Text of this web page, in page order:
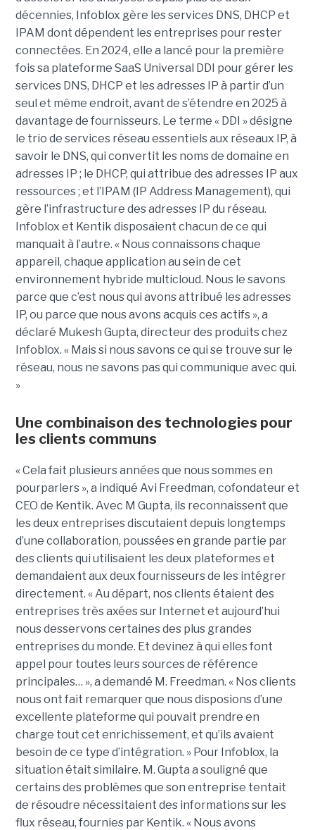
décennies, Infoblox gère les services DNS, DHCP et
IPAM dont dépendent les entreprises pour rester
connectées. En 2024, elle a lancé pour la première
fois sa plateforme SaaS Universal DDI pour gérer les
services DNS, DHCP et les adresses IP à partir d’un
seul et même endroit, avant de s’étendre en 2025 à
davantage de fournisseurs. Le terme « DDI » désigne
le trio de services réseau essentiels aux réseaux IP, à
savoir le DNS, qui convertit les noms de domaine en
adresses IP ; le DHCP, qui attribue des adresses IP aux
ressources ; et l’IPAM (IP Address Management), qui
gère l’infrastructure des adresses IP du réseau.
Infoblox et Kentik disposaient chacun de ce qui
manquait à l’autre. « Nous connaissons chaque
appareil, chaque application au sein de cet
environnement hybride multicloud. Nous le savons
parce que c’est nous qui avons attribué les adresses
IP, ou parce que nous avons acquis ces actifs », a
déclaré Mukesh Gupta, directeur des produits chez
Infoblox. « Mais si nous savons ce qui se trouve sur le
réseau, nous ne savons pas qui communique avec qui.
»
Une combinaison des technologies pour
les clients communs
« Cela fait plusieurs années que nous sommes en
pourparlers », a indiqué Avi Freedman, cofondateur et
CEO de Kentik. Avec M Gupta, ils reconnaissent que
les deux entreprises discutaient depuis longtemps
d’une collaboration, poussées en grande partie par
des clients qui utilisaient les deux plateformes et
demandaient aux deux fournisseurs de les intégrer
directement. « Au départ, nos clients étaient des
entreprises très axées sur Internet et aujourd’hui
nous desservons certaines des plus grandes
entreprises du monde. Et devinez à qui elles font
appel pour toutes leurs sources de référence
principales… », a demandé M. Freedman. « Nos clients
nous ont fait remarquer que nous disposions d’une
excellente plateforme qui pouvait prendre en
charge tout cet enrichissement, et qu’ils avaient
besoin de ce type d’intégration. » Pour Infoblox, la
situation était similaire. M. Gupta a souligné que
certains des problèmes que son entreprise tentait
de résoudre nécessitaient des informations sur les
flux réseau, fournies par Kentik. « Nous avons